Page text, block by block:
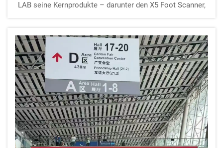
LAB seine Kernprodukte – darunter den X5 Foot Scanner,
Exhibition in der Saigon Exhibi...